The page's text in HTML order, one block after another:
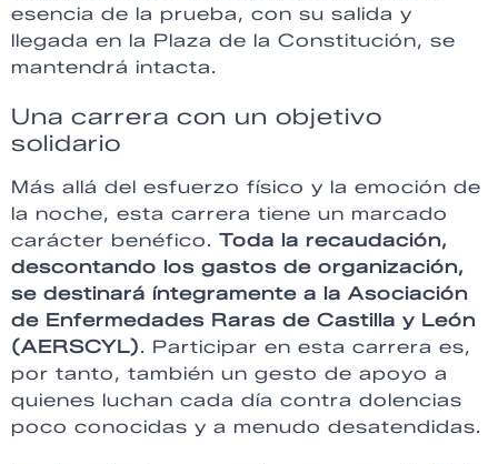
esencia de la prueba, con su salida y
llegada en la Plaza de la Constitución, se
mantendrá intacta.
Una carrera con un objetivo
solidario
Más allá del esfuerzo físico y la emoción de
la noche, esta carrera tiene un marcado
carácter benéfico. Toda la recaudación,
descontando los gastos de organización,
se destinará íntegramente a la Asociación
de Enfermedades Raras de Castilla y León
(AERSCYL). Participar en esta carrera es,
por tanto, también un gesto de apoyo a
quienes luchan cada día contra dolencias
poco conocidas y a menudo desatendidas.